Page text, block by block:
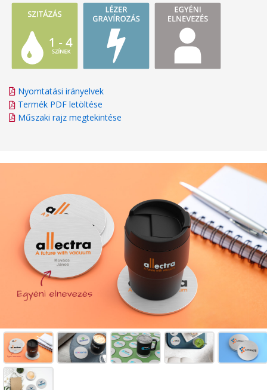
Nyomtatási irányelvek
Termék PDF letöltése
Műszaki rajz megtekintése